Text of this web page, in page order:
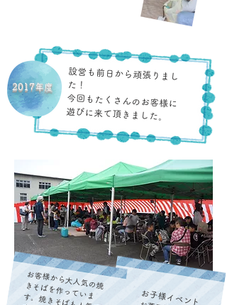
設営も前日から頑張りまし
た！
今回もたくさんのお客様に
遊びに来て頂きました。
2017年度
お子様イベント
お客様から大人気の焼きそばを作っていま
す。